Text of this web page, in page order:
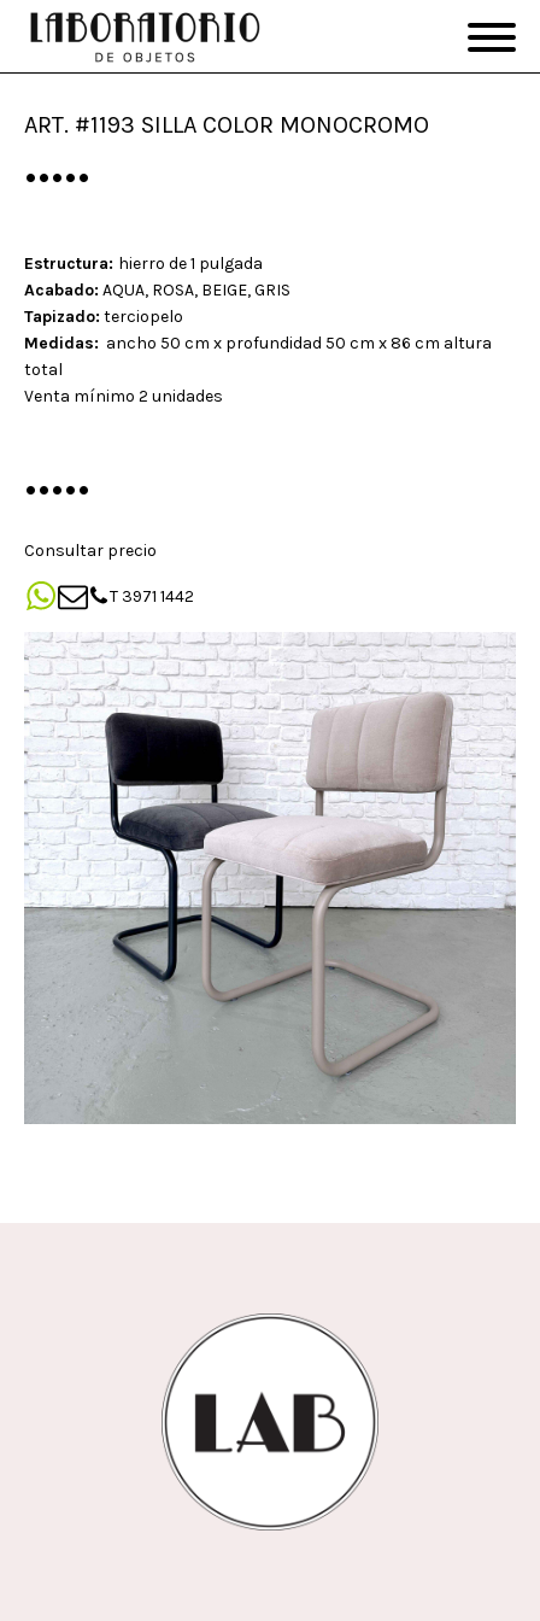
ART. #1193 SILLA COLOR MONOCROMO
•••••
Estructura: hierro de 1 pulgada
Acabado: AQUA, ROSA, BEIGE, GRIS
Tapizado: terciopelo
Medidas: ancho 50 cm x profundidad 50 cm x 86 cm altura
total
Venta mínimo 2 unidades
•••••
Consultar precio
T 3971 1442